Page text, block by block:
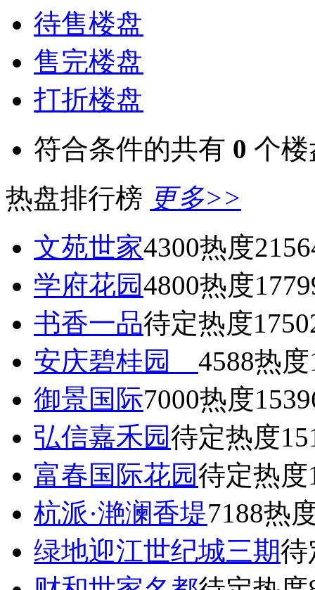
待售楼盘
售完楼盘
打折楼盘
符合条件的共有 0 个楼
热盘排行榜 更多>>
文苑世家4300热度
学府花园4800热度
书香一品待定热度
安庆碧桂园 4588热度
御景国际7000热度
弘信嘉禾园待定热度
富春国际花园待定热度
杭派·滟澜香堤7188热
绿地迎江世纪城三期待